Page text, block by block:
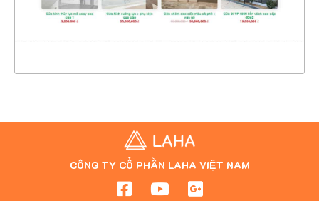
CÔNG TY CỔ PHẦN LAHA VIỆT NAM